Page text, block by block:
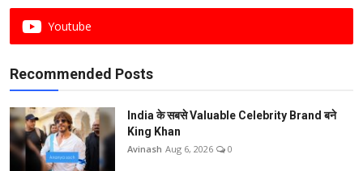
Youtube
Recommended Posts
India के सबसे Valuable Celebrity Brand बने
King Khan
Avinash Aug 6, 2026 0